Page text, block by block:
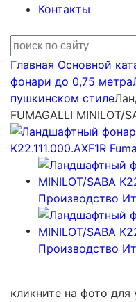
Контакты
Главная Основной
фонари до 0,75 метра
пушкинском стиле
FUMAGALLI MINILOT/
кликните на фото для